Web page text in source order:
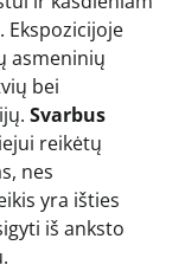
Ekspozicijoje
asmeninių
bei
Svarbus
reikėtų
nes
yra išties
iš anksto